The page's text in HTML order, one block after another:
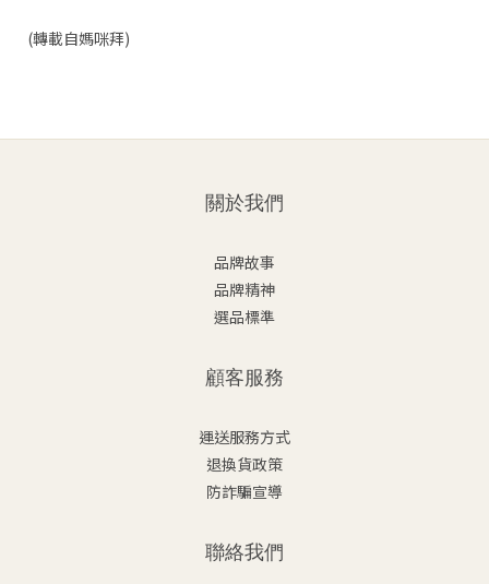
(轉載自媽咪拜)
關於我們
品牌故事
品牌精神
選品標準
顧客服務
運送服務方式
退換貨政策
防詐騙宣導
聯絡我們